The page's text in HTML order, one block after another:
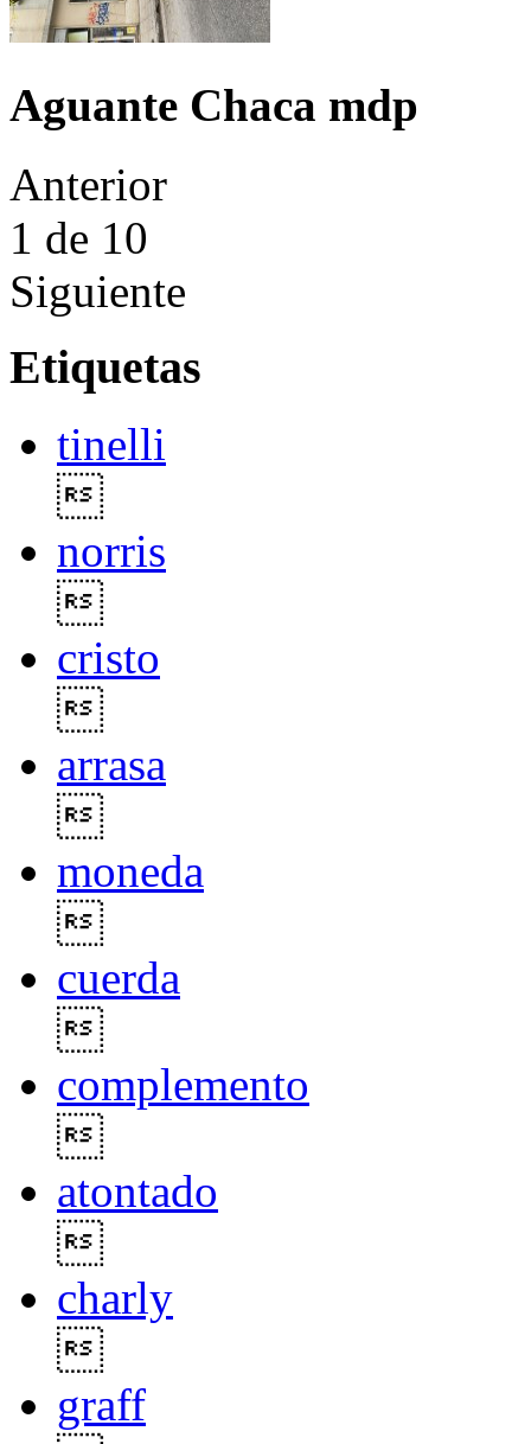
Aguante Chaca mdp
Anterior
1 de 10
Siguiente
Etiquetas
tinelli
norris
cristo
arrasa
moneda
cuerda
complemento
atontado
charly
graff